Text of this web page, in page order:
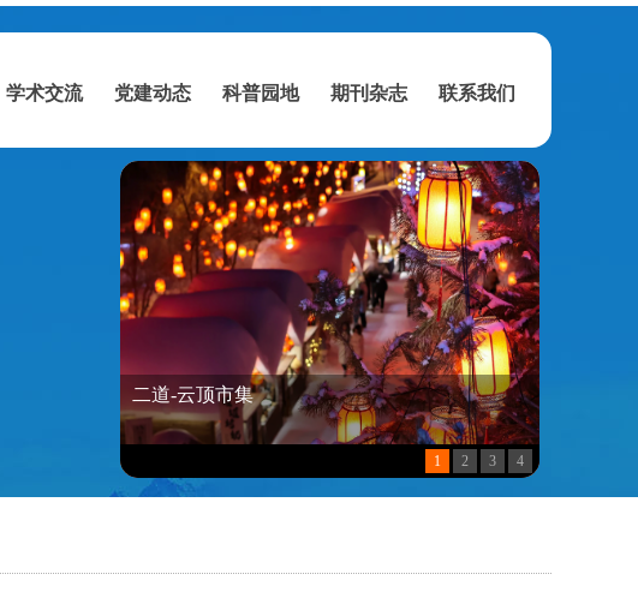
学术交流 党建动态 科普园地 期刊杂志 联系我们